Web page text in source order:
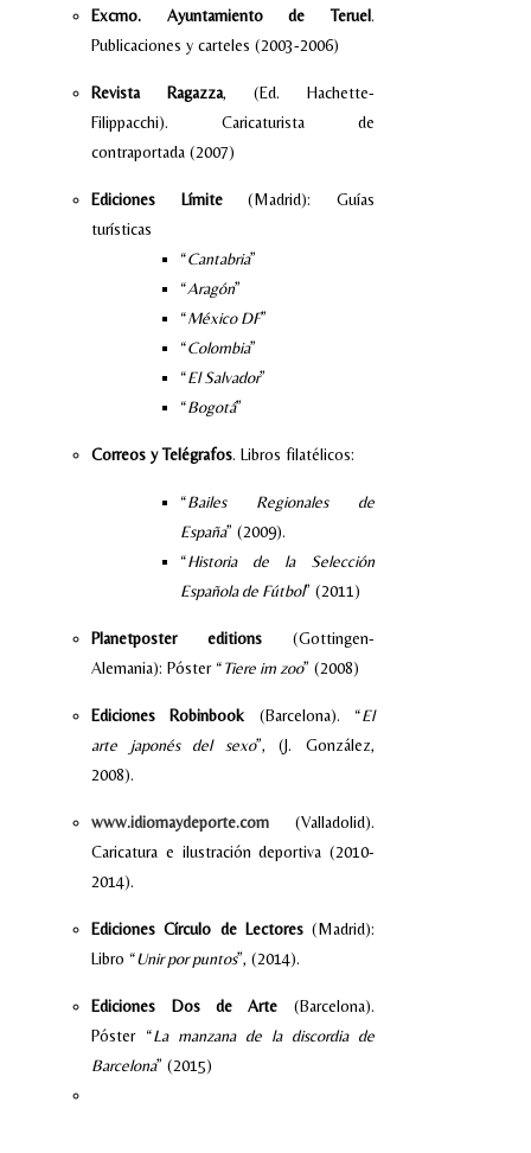
Excmo. Ayuntamiento de Teruel.
Publicaciones y carteles (2003-2006)
Revista Ragazza, (Ed. Hachette-
Filippacchi). Caricaturista de
contraportada (2007)
Ediciones Límite(Madrid): Guías
turísticas
“Cantabria”
“Aragón”
“México DF”
“Colombia”
“El Salvador”
“Bogotá”
Correos y Telégrafos. Libros filatélicos:
“Bailes Regionales de
España” (2009).
“Historia de la Selección
Española de Fútbol” (2011)
Planetposter editions (Gottingen-
Alemania): Póster “Tiere im zoo” (2008)
Ediciones Robinbook (Barcelona). “El
arte japonés del sexo”, (J. González,
2008).
www.idiomaydeporte.com
(Valladolid).
Caricatura e ilustración deportiva (2010-
2014).
Ediciones Círculo de Lectores(Madrid):
Libro “Unir por puntos”, (2014).
Ediciones Dos de Arte (Barcelona).
Póster “La manzana de la discordia de
Barcelona” (2015)